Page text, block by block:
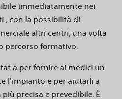
immediatamente nei
, con la possibilità di
altri centri, una volta
percorso formativo.
a per fornire ai medici un
l'impianto e per aiutarli a
precisa e prevedibile. È